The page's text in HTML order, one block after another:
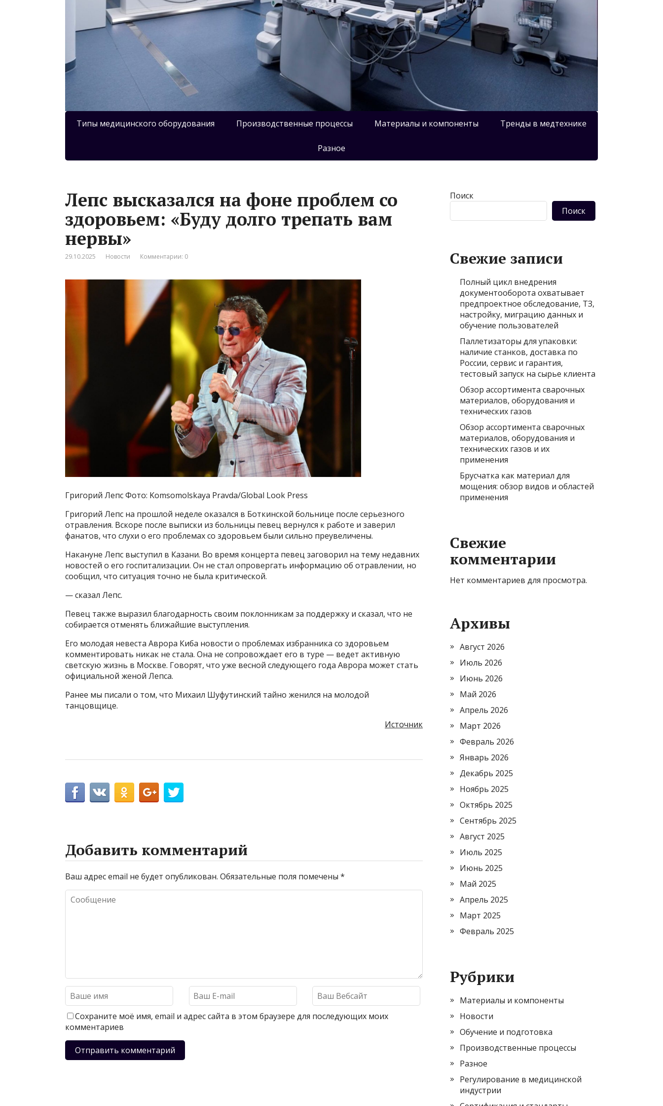
Типы медицинского оборудования Производственные процессы Материалы и компоненты Тренды в медтехнике
Разное
Лепс высказался на фоне проблем со
здоровьем: «Буду долго трепать вам
нервы»
29.10.2025 Новости Комментарии: 0
Григорий Лепс Фото: Komsomolskaya Pravda/Global Look Press
Григорий Лепс на прошлой неделе оказался в Боткинской больнице после серьезного
отравления. Вскоре после выписки из больницы певец вернулся к работе и заверил
фанатов, что слухи о его проблемах со здоровьем были сильно преувеличены.
Накануне Лепс выступил в Казани. Во время концерта певец заговорил на тему недавних
новостей о его госпитализации. Он не стал опровергать информацию об отравлении, но
сообщил, что ситуация точно не была критической.
— сказал Лепс.
Певец также выразил благодарность своим поклонникам за поддержку и сказал, что не
собирается отменять ближайшие выступления.
Его молодая невеста Аврора Киба новости о проблемах избранника со здоровьем
комментировать никак не стала. Она не сопровождает его в туре — ведет активную
светскую жизнь в Москве. Говорят, что уже весной следующего года Аврора может стать
официальной женой Лепса.
Ранее мы писали о том, что Михаил Шуфутинский тайно женился на молодой
танцовщице.
Источник
Добавить комментарий
Ваш адрес email не будет опубликован. Обязательные поля помечены *
Сохраните моё имя, email и адрес сайта в этом браузере для последующих моих
комментариев
Поиск
Поиск
Свежие записи
Полный цикл внедрения
документооборота охватывает
предпроектное обследование, ТЗ,
настройку, миграцию данных и
обучение пользователей
Паллетизаторы для упаковки:
наличие станков, доставка по
России, сервис и гарантия,
тестовый запуск на сырье клиента
Обзор ассортимента сварочных
материалов, оборудования и
технических газов
Обзор ассортимента сварочных
материалов, оборудования и
технических газов и их
применения
Брусчатка как материал для
мощения: обзор видов и областей
применения
Свежие
комментарии
Нет комментариев для просмотра.
Архивы
Август 2026
Июль 2026
Июнь 2026
Май 2026
Апрель 2026
Март 2026
Февраль 2026
Январь 2026
Декабрь 2025
Ноябрь 2025
Октябрь 2025
Сентябрь 2025
Август 2025
Июль 2025
Июнь 2025
Май 2025
Апрель 2025
Март 2025
Февраль 2025
Рубрики
Материалы и компоненты
Новости
Обучение и подготовка
Производственные процессы
Разное
Регулирование в медицинской
индустрии